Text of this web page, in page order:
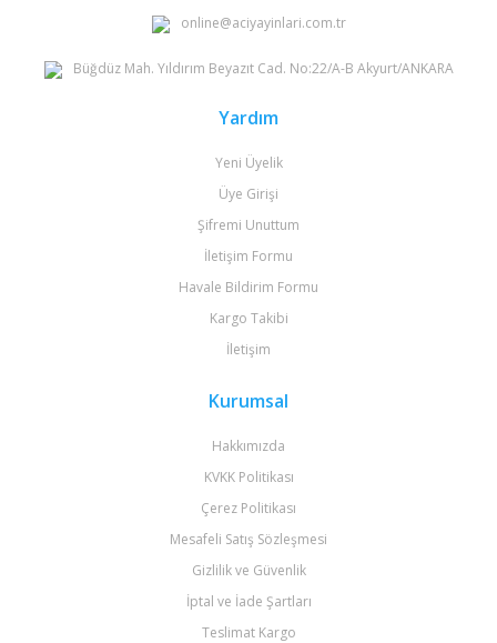
online@aciyayinlari.com.tr
Büğdüz Mah. Yıldırım Beyazıt Cad. No:22/A-B Akyurt/ANKARA
Yardım
Yeni Üyelik
Üye Girişi
Şifremi Unuttum
İletişim Formu
Havale Bildirim Formu
Kargo Takibi
İletişim
Kurumsal
Hakkımızda
KVKK Politikası
Çerez Politikası
Mesafeli Satış Sözleşmesi
Gizlilik ve Güvenlik
İptal ve İade Şartları
Teslimat Kargo